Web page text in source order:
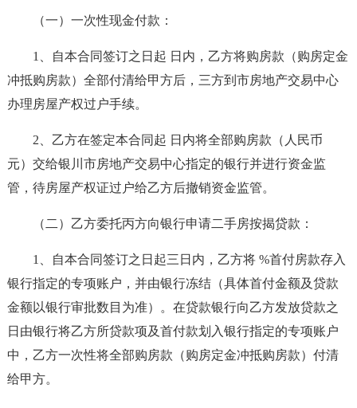
（一）一次性现金付款：
1、自本合同签订之日起 日内，乙方将购房款（购房定金
冲抵购房款）全部付清给甲方后，三方到市房地产交易中心
办理房屋产权过户手续。
2、乙方在签定本合同起 日内将全部购房款（人民币
元）交给银川市房地产交易中心指定的银行并进行资金监
管，待房屋产权证过户给乙方后撤销资金监管。
（二）乙方委托丙方向银行申请二手房按揭贷款：
1、自本合同签订之日起三日内，乙方将 %首付房款存入
银行指定的专项账户，并由银行冻结（具体首付金额及贷款
金额以银行审批数目为准）。在贷款银行向乙方发放贷款之
日由银行将乙方所贷款项及首付款划入银行指定的专项账户
中，乙方一次性将全部购房款（购房定金冲抵购房款）付清
给甲方。